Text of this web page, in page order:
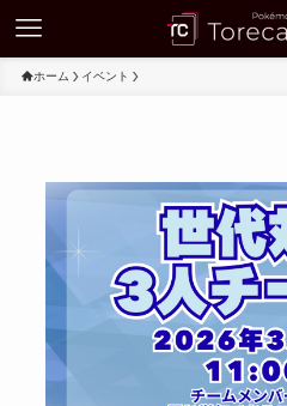
ホーム イベント